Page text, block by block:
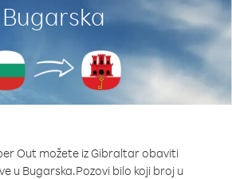
Bugarska
Out možete iz Gibraltar obaviti
u Bugarska.Pozovi bilo koji broj u